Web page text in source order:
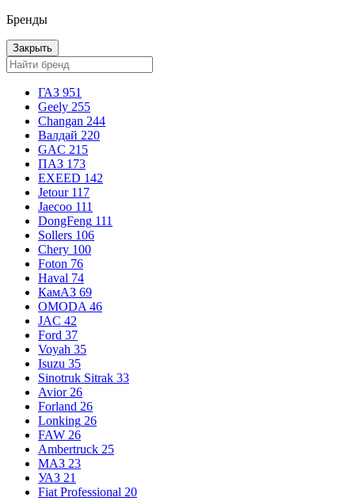
Бренды
Закрыть
ГАЗ 951
Geely 255
Changan 244
Валдай 220
GAC 215
ПАЗ 173
EXEED 142
Jetour 117
Jaecoo 111
DongFeng 111
Sollers 106
Chery 100
Foton 76
Haval 74
КамАЗ 69
OMODA 46
JAC 42
Ford 37
Voyah 35
Isuzu 35
Sinotruk Sitrak 33
Avior 26
Forland 26
Lonking 26
FAW 26
Ambertruck 25
МАЗ 23
УАЗ 21
Fiat Professional 20